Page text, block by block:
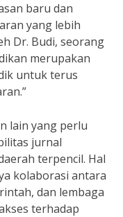
baru dan
yang lebih
Dr. Budi, seorang
merupakan
untuk terus
lain yang perlu
jurnal
terpencil. Hal
kolaborasi antara
dan lembaga
terhadap